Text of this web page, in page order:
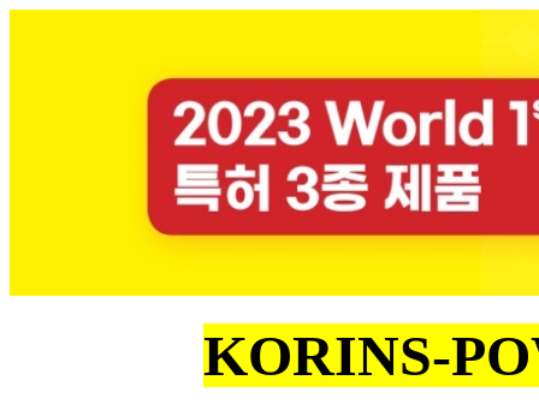
KORINS-